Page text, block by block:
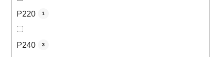
P220 1
P240 3